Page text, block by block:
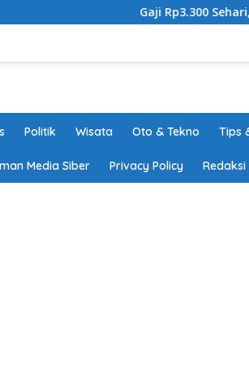
Gaji Rp3.300 Sehari, Guru
Politik Wisata Oto & Tekno Tips
Media Siber Privacy Policy Redaksi